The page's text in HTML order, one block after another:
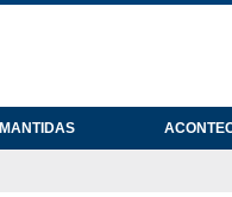
MANTIDAS